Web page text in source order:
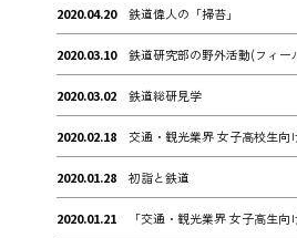
2020.04.20 鉄道偉人の「掃苔」
2020.03.10 鉄道研究部の野外活動(フィー
2020.03.02 鉄道総研見学
2020.02.18 交通・観光業界 女子高校生向
2020.01.28 初詣と鉄道
2020.01.21 「交通・観光業界 女子高生